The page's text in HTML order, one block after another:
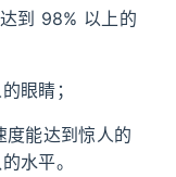
到 98% 以上的
眼睛；
度能达到惊人的
水平。